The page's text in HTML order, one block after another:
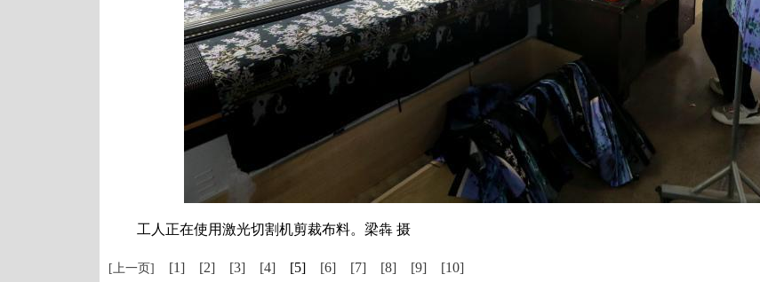
工人正在使用激光切割机剪裁布料。梁犇 摄
[上一页] [1] [2] [3] [4] [5] [6] [7] [8] [9] [10]